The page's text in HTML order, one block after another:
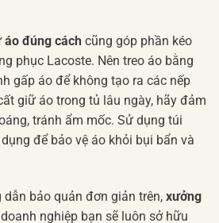
áo đúng cách cũng góp phần kéo
phục Lacoste. Nên treo áo bằng
gấp áo để không tạo ra các nếp
giữ áo trong tủ lâu ngày, hãy đảm
tránh ẩm mốc. Sử dụng túi
để bảo vệ áo khỏi bụi bẩn và
bảo quản đơn giản trên, xưởng
nghiệp bạn sẽ luôn sở hữu